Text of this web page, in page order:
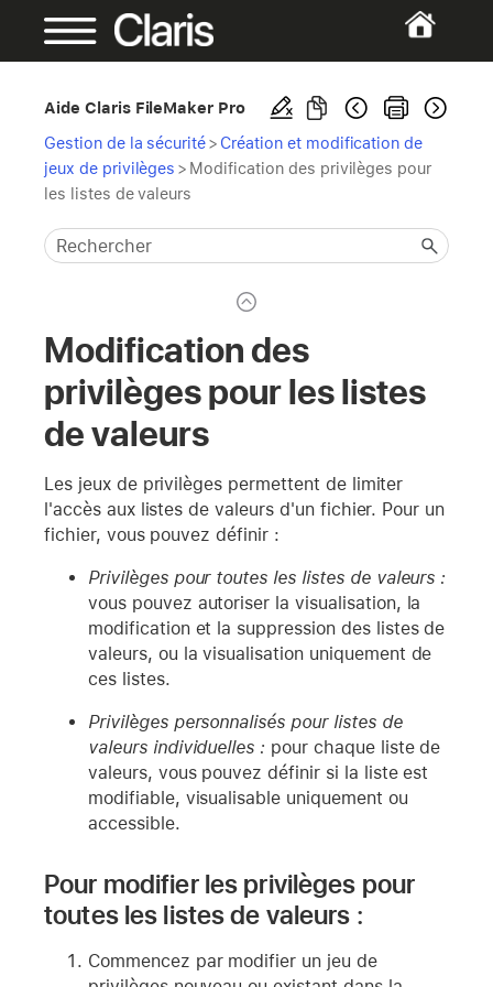
Aide Claris FileMaker Pro
Gestion de la sécurité> Création et modification de
jeux de privilèges > Modification des privilèges pour
les listes de valeurs
Modification des
privilèges pour les listes
de valeurs
Les jeux de privilèges permettent de limiter
l'accès aux listes de valeurs d'un fichier. Pour un
fichier, vous pouvez définir :
Privilèges pour toutes les listes de valeurs :
vous pouvez autoriser la visualisation, la
modification et la suppression des listes de
valeurs, ou la visualisation uniquement de
ces listes.
Privilèges personnalisés pour listes de
valeurs individuelles : pour chaque liste de
valeurs, vous pouvez définir si la liste est
modifiable, visualisable uniquement ou
accessible.
Pour modifier les privilèges pour
toutes les listes de valeurs :
Commencez par modifier un jeu de